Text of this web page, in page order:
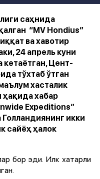
саҳнида
“MV Hondius”
ва хавотир
24 апрель куни
Цент-
тўхтаб ўтган
хасталик
ҳақида хабар
Expeditions”
икки
сайёҳ ҳалок
бор эди. Илк хатарли